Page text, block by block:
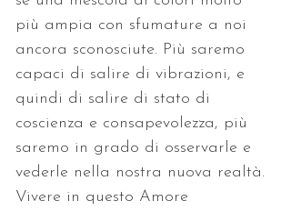
più ampia con sfumature a noi
ancora sconosciute. Più saremo
capaci di salire di vibrazioni, e
quindi di salire di stato di
coscienza e consapevolezza, più
saremo in grado di osservarle e
vederle nella nostra nuova realtà.
Vivere in questo Amore